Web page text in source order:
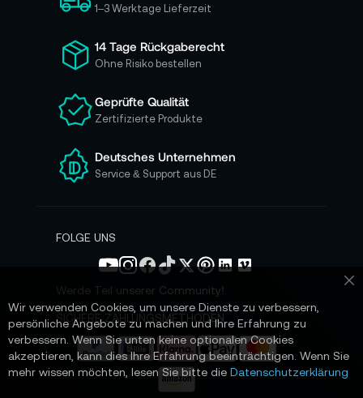
h
ü
r
u
e
e
n
N
s
e
n
1–3 Werktage Lieferzeit
14 Tage Rückgaberecht
Ohne Risiko bestellen
Geprüfte Qualität
Zertifizierte Produkte
Deutsches Unternehmen
Service & Support aus DE
FOLGE UNS
Werde Teil unserer Community!
SICHERE ZAHLUNGSMETHODEN
Wir verwenden Cookies, um unsere Dienste zu verbessern,
persönliche Angebote zu machen und Ihre Erfahrung zu
verbessern. Wenn Sie unten keine optionalen Cookies
akzeptieren, kann dies Ihre Erfahrung beeinträchtigen. Wenn Sie
mehr wissen möchten, lesen Sie bitte die Datenschutzerklärung